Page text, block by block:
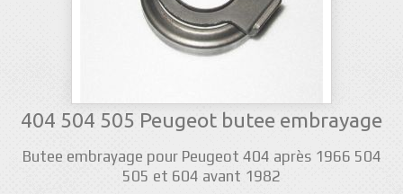
404 504 505 Peugeot butee embrayage
Butee embrayage pour Peugeot 404 après 1966 504
505 et 604 avant 1982